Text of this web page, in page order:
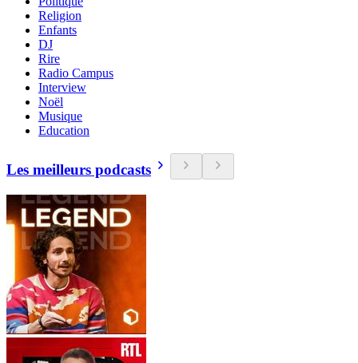
Religion
Enfants
DJ
Rire
Radio Campus
Interview
Noël
Musique
Education
Les meilleurs podcasts